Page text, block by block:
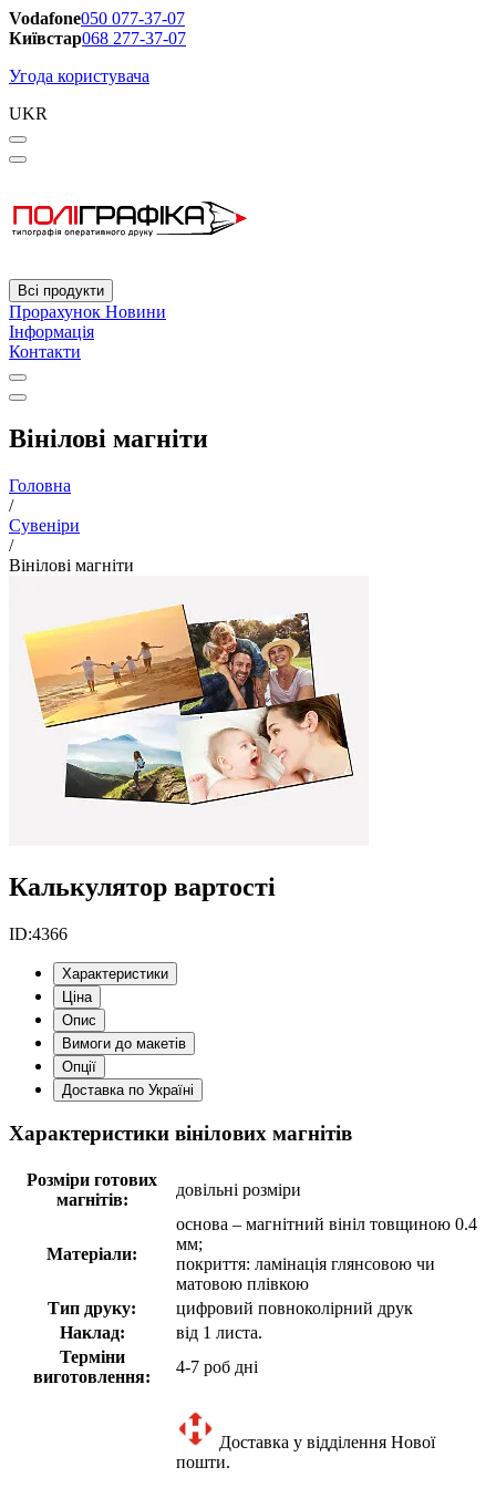
Vodafone050 077-37-07
Київстар068 277-37-07
Угода користувача
UKR
Всі продукти
Прорахунок Новини
Інформація
Контакти
Вінілові магніти
Головна
/
Сувеніри
/
Вінілові магніти
Калькулятор вартості
ID:4366
Характеристики
Ціна
Опис
Вимоги до макетів
Опції
Доставка по Україні
Характеристики вінілових магнітів
Розміри готових
магнітів:
довільні розміри
Матеріали:
основа – магнітний вініл товщиною 0.4
мм;
покриття: ламінація глянсовою чи
матовою плівкою
Тип друку:
цифровий повноколірний друк
Наклад:
від 1 листа.
Терміни
виготовлення:
4-7 роб дні
Доставка у відділення Нової
пошти.